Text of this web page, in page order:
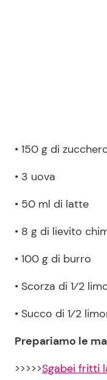
• 150 g di
• 3 uova
• 50 ml di latte
• 8 g di lievito
• 100 g di burro
• Scorza di 1⁄2
• Succo di 1⁄2
Prepariamo le
>>>>>Sgabei fritti